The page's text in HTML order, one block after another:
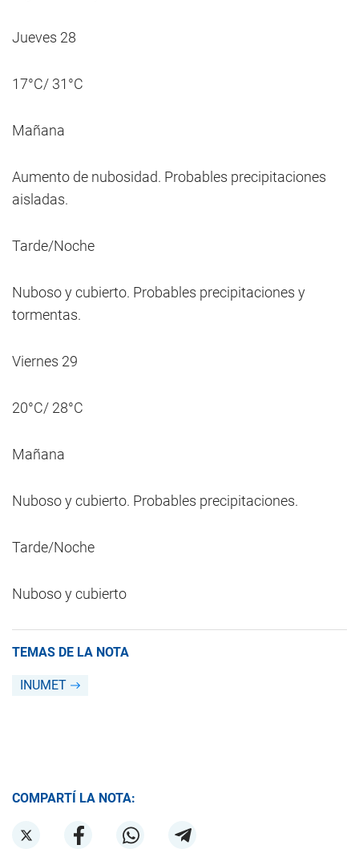
Jueves 28
17°C/ 31°C
Mañana
Aumento de nubosidad. Probables precipitaciones
aisladas.
Tarde/Noche
Nuboso y cubierto. Probables precipitaciones y
tormentas.
Viernes 29
20°C/ 28°C
Mañana
Nuboso y cubierto. Probables precipitaciones.
Tarde/Noche
Nuboso y cubierto
TEMAS DE LA NOTA
INUMET
COMPARTÍ LA NOTA: